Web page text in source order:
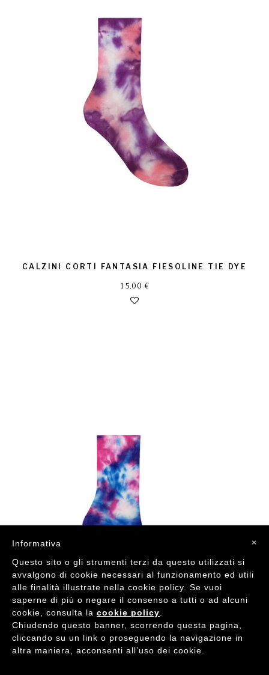
CALZINI CORTI FANTASIA FIESOLINE TIE DYE
15,00€
×
Informativa
Questo sito o gli strumenti terzi da questo utilizzati si
avvalgono di cookie necessari al funzionamento ed utili
alle finalità illustrate nella cookie policy. Se vuoi
saperne di più o negare il consenso a tutti o ad alcuni
cookie, consulta la cookie policy
Chiudendo questo banner, scorrendo questa pagina,
cliccando su un link o proseguendo la navigazione in
altra maniera, acconsenti all’uso dei cookie.